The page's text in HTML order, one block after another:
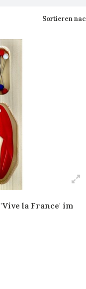
Sortieren
la France' im